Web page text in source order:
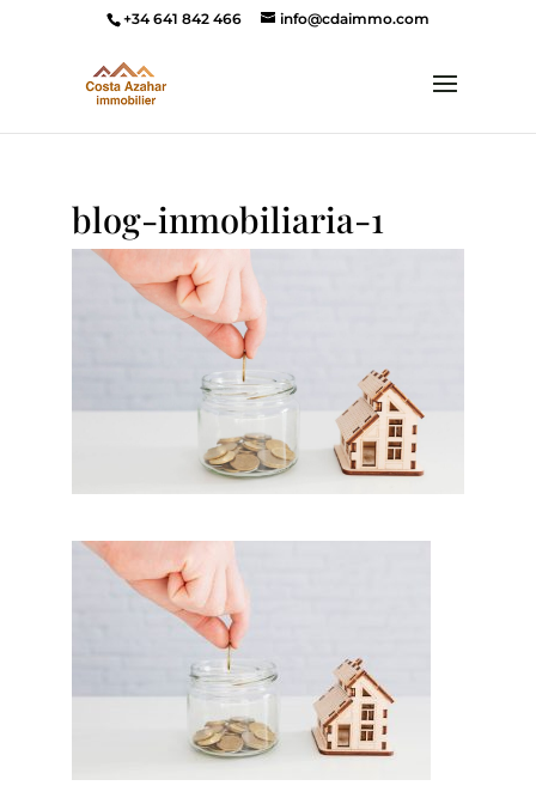
+34 641 842 466 info@cdaimmo.com
blog-inmobiliaria-1